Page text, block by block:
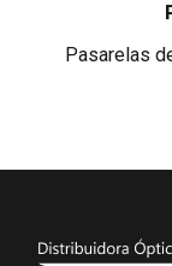
Pasarelas